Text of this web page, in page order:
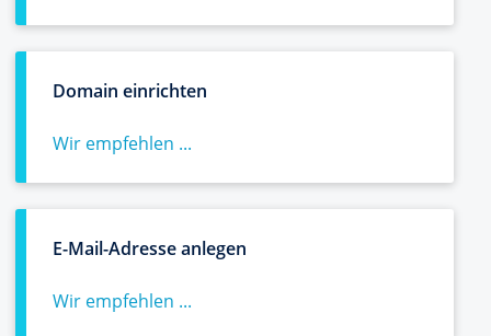
Domain einrichten
Wir empfehlen ...
E-Mail-Adresse anlegen
Wir empfehlen ...